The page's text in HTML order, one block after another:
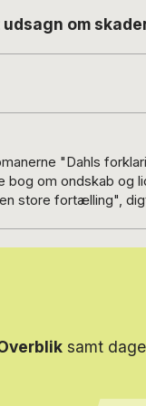
om
"Dahls
bog om ondskab og
store fortælling",
i Beyond Words
2016) Argumenter
Sange ved
samt